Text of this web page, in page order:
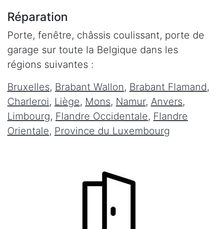
Réparation
Porte, fenêtre, châssis coulissant, porte de
garage sur toute la Belgique dans les
régions suivantes :
Bruxelles, Brabant Wallon, Brabant Flamand,
Charleroi, Liège, Mons, Namur, Anvers,
Limbourg, Flandre Occidentale, Flandre
Orientale, Province du Luxembourg